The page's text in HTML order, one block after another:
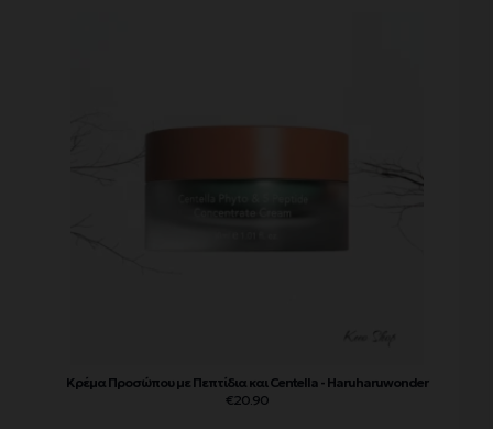
Κρέμα Προσώπου με Πεπτίδια και Centella - Haruharuwonder
€20.90